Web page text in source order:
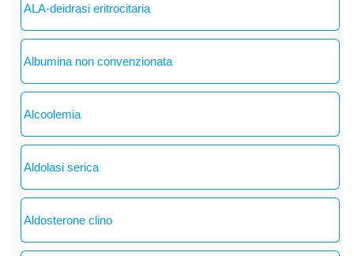
ALA-deidrasi eritrocitaria
Albumina non convenzionata
Alcoolemia
Aldolasi serica
Aldosterone clino